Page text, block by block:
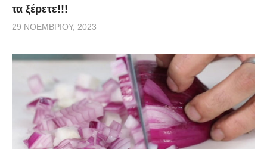
τα ξέρετε!!!
29 ΝΟΕΜΒΡΊΟΥ, 2023